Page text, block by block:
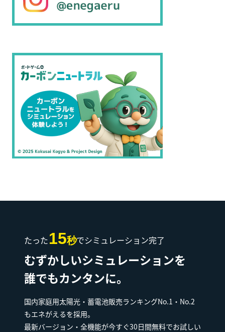
たった15秒でシミュレーション完了
むずかしいシミュレーションを
誰でもカンタンに。
国内家庭用太陽光・蓄電池販売ランキングNo.1・No.2
もエネがえるを採用。
最新バージョン・全機能が今すぐ30日間無料でお試しい